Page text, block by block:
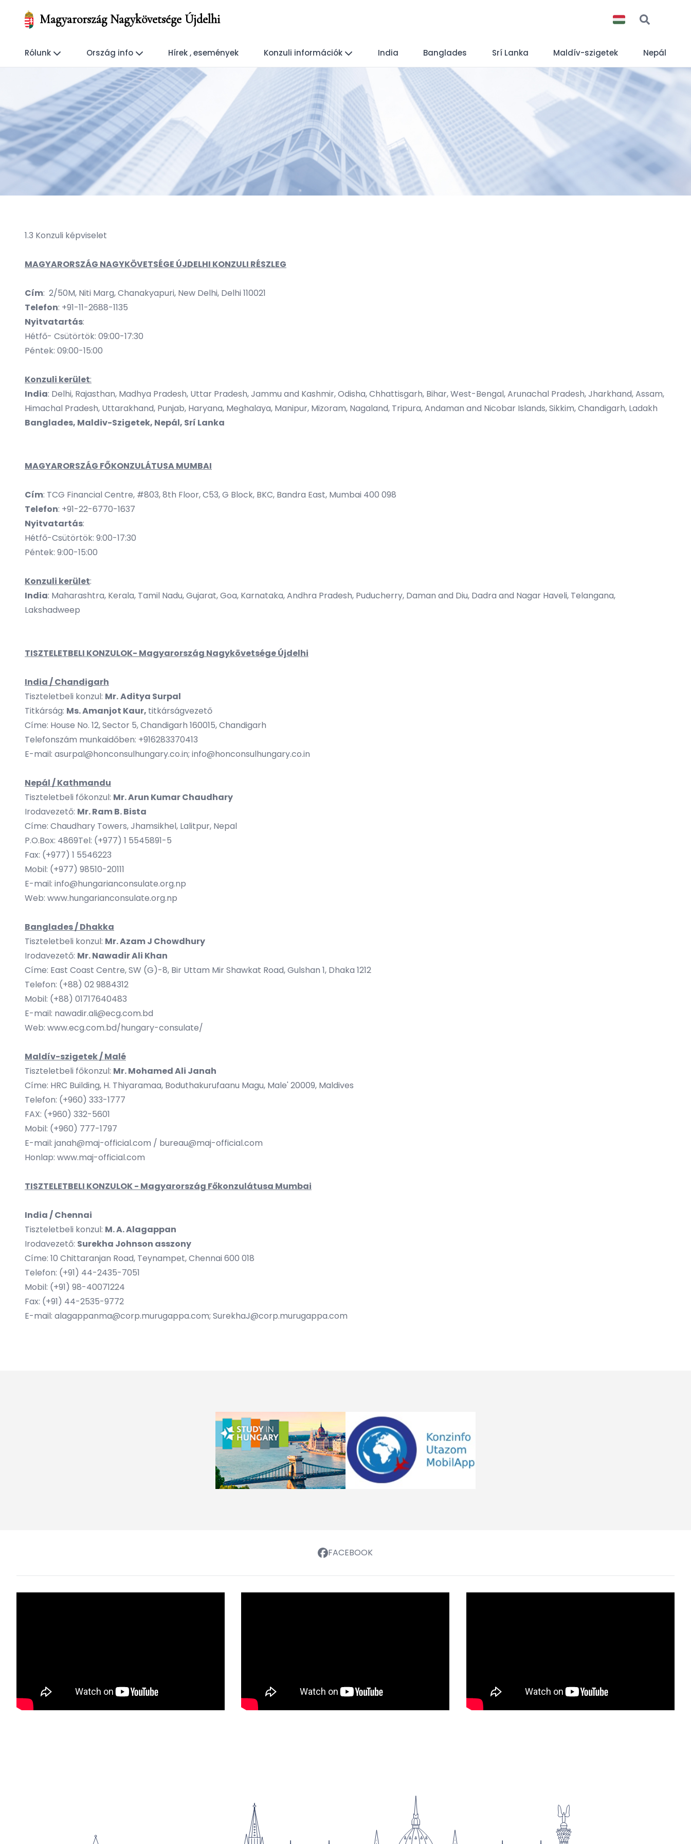
Magyarország Nagykövetsége Újdelhi
Rólunk Ország info Hírek , események Konzuli információk India Banglades Srí Lanka Maldív-szigetek Nepál
1.3 Konzuli képviselet
MAGYARORSZÁG NAGYKÖVETSÉGE ÚJDELHI KONZULI RÉSZLEG
Cím: 2/50M, Niti Marg, Chanakyapuri, New Delhi, Delhi 110021
Telefon: +91-11-2688-1135
Nyitvatartás:
Hétfő- Csütörtök: 09:00-17:30
Péntek: 09:00-15:00
Konzuli kerület:
India: Delhi, Rajasthan, Madhya Pradesh, Uttar Pradesh, Jammu and Kashmir, Odisha, Chhattisgarh, Bihar, West-Bengal, Arunachal Pradesh, Jharkhand, Assam,
Himachal Pradesh, Uttarakhand, Punjab, Haryana, Meghalaya, Manipur, Mizoram, Nagaland, Tripura, Andaman and Nicobar Islands, Sikkim, Chandigarh, Ladakh
Banglades, Maldiv-Szigetek, Nepál, Srí Lanka
MAGYARORSZÁG FŐKONZULÁTUSA MUMBAI
Cím: TCG Financial Centre, #803, 8th Floor, C53, G Block, BKC, Bandra East, Mumbai 400 098
Telefon: +91-22-6770-1637
Nyitvatartás:
Hétfő-Csütörtök: 9:00-17:30
Péntek: 9:00-15:00
Konzuli kerület:
India: Maharashtra, Kerala, Tamil Nadu, Gujarat, Goa, Karnataka, Andhra Pradesh, Puducherry, Daman and Diu, Dadra and Nagar Haveli, Telangana,
Lakshadweep
TISZTELETBELI KONZULOK- Magyarország Nagykövetsége Újdelhi
India / Chandigarh
Tiszteletbeli konzul: Mr.Aditya Surpal
Titkárság: Ms. Amanjot Kaur, titkárságvezető
Címe: House No. 12, Sector 5, Chandigarh 160015, Chandigarh
Telefonszám munkaidőben: +916283370413
E-mail: asurpal@honconsulhungary.co.in; info@honconsulhungary.co.in
Nepál / Kathmandu
Tiszteletbeli főkonzul: Mr. Arun Kumar Chaudhary
Irodavezető: Mr. Ram B. Bista
Címe: Chaudhary Towers, Jhamsikhel, Lalitpur, Nepal
P.O.Box: 4869Tel: (+977) 1 5545891-5
Fax: (+977) 1 5546223
Mobil: (+977) 98510-20111
E-mail: info@hungarianconsulate.org.np
Web: www.hungarianconsulate.org.np
Banglades / Dhakka
Tiszteletbeli konzul: Mr. Azam J Chowdhury
Irodavezető: Mr.Nawadir Ali Khan
Címe: East Coast Centre, SW (G)-8, Bir Uttam Mir Shawkat Road, Gulshan 1, Dhaka 1212
Telefon: (+88) 02 9884312
Mobil: (+88) 01717640483
E-mail: nawadir.ali@ecg.com.bd
Web: www.ecg.com.bd/hungary-consulate/
Maldív-szigetek / Malé
Tiszteletbeli főkonzul: Mr.Mohamed Ali Janah
Címe: HRC Building, H. Thiyaramaa, Boduthakurufaanu Magu, Male' 20009, Maldives
Telefon: (+960) 333-1777
FAX: (+960) 332-5601
Mobil: (+960) 777-1797
E-mail: janah@maj-official.com / bureau@maj-official.com
Honlap: www.maj-official.com
TISZTELETBELI KONZULOK - Magyarország Főkonzulátusa Mumbai
India / Chennai
Tiszteletbeli konzul: M. A. Alagappan
Irodavezető: Surekha Johnson asszony
Címe: 10 Chittaranjan Road, Teynampet, Chennai 600 018
Telefon: (+91) 44-2435-7051
Mobil: (+91) 98-40071224
Fax: (+91) 44-2535-9772
E-mail: alagappanma@corp.murugappa.com; SurekhaJ@corp.murugappa.com
FACEBOOK